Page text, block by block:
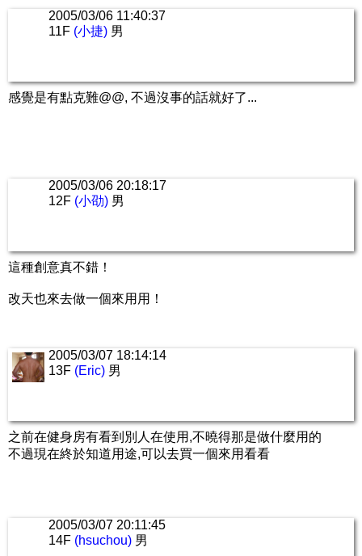
2005/03/06 11:40:37
11F (小捷) 男
感覺是有點克難@@, 不過沒事的話就好了...
2005/03/06 20:18:17
12F (小劭) 男
這種創意真不錯！
改天也來去做一個來用用！
2005/03/07 18:14:14
13F (Eric) 男
之前在健身房有看到別人在使用,不曉得那是做什麼用的
不過現在終於知道用途,可以去買一個來用看看
2005/03/07 20:11:45
14F (hsuchou) 男